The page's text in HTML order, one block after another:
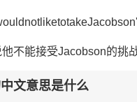
不能接受Jacobson的挑
文意思是什么